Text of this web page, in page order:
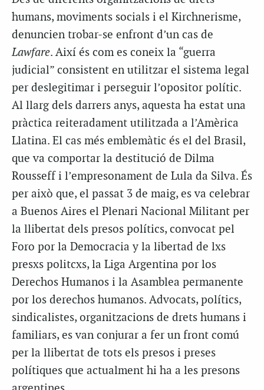
humans, moviments socials i el Kirchnerisme,
denuncien trobar-se enfront d’un cas de
Lawfare. Així és com es coneix la “guerra
judicial” consistent en utilitzar el sistema legal
per deslegitimar i perseguir l’opositor polític.
Al llarg dels darrers anys, aquesta ha estat una
pràctica reiteradament utilitzada a l’Amèrica
Llatina. El cas més emblemàtic és el del Brasil,
que va comportar la destitució de Dilma
Rousseff i l’empresonament de Lula da Silva. És
per això que, el passat 3 de maig, es va celebrar
a Buenos Aires el Plenari Nacional Militant per
la llibertat dels presos polítics, convocat pel
Foro por la Democracia y la libertad de lxs
presxs politcxs, la Liga Argentina por los
Derechos Humanos i la Asamblea permanente
por los derechos humanos. Advocats, polítics,
sindicalistes, organitzacions de drets humans i
familiars, es van conjurar a fer un front comú
per la llibertat de tots els presos i preses
polítiques que actualment hi ha a les presons